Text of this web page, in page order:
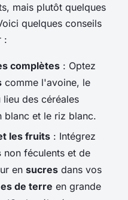
mais plutôt quelques
quelques conseils
:
complètes : Optez
comme l'avoine, le
des céréales
blanc et le riz blanc.
les fruits : Intégrez
non féculents et de
en sucres dans vos
de terre en grande